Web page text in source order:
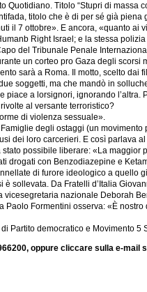
Quotidiano. Titolo “Stupri di
titolo che è di per sé già
il 7 ottobre». E ancora, «quanto
Right Israel; e la stessa
del Tribunale Penale
un corteo pro Gaza degli
sarà a Roma. Il motto, scelto
soggetti, ma che mandò in
piace a lorsignori, ignorando
al versante terroristico?
di violenza sessuale».
degli ostaggi (un
dei loro carcerieri. E così parlava
possibile liberare: «La
drogati con Benzodiazepine e
di furore ideologico a
è sollevata. Da Fratelli d’Italia
nazionale Deborah
Formentini osserva: «È
Partito democratico e Movimento 5
oppure cliccare sulla e-mail